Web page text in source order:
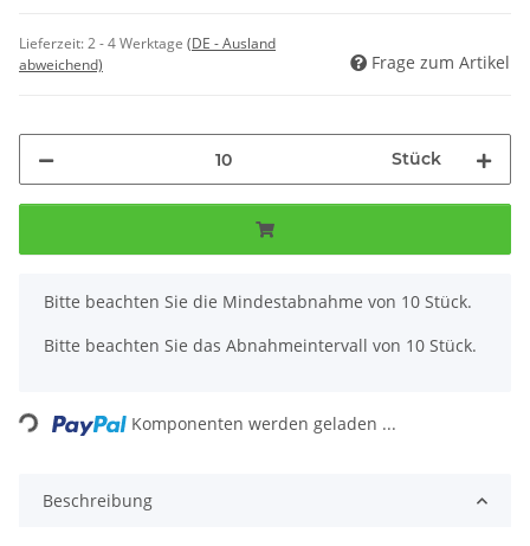
Lieferzeit:2 - 4 Werktage (DE - Ausland
abweichend)
Frage zum Artikel
Stück
x
Bitte beachten Sie die Mindestabnahme von 10 Stück.
Bitte beachten Sie das Abnahmeintervall von 10 Stück.
Loading... Komponenten werden geladen ...
Beschreibung